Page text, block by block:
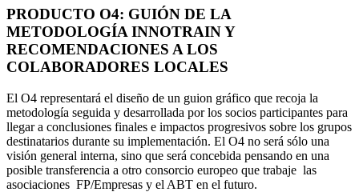
PRODUCTO O4: GUIÓN DE LA
METODOLOGÍA INNOTRAIN Y
RECOMENDACIONES A LOS
COLABORADORES LOCALES
El O4 representará el diseño de un guion gráfico que recoja la
metodología seguida y desarrollada por los socios participantes para
llegar a conclusiones finales e impactos progresivos sobre los grupos
destinatarios durante su implementación. El O4 no será sólo una
visión general interna, sino que será concebida pensando en una
posible transferencia a otro consorcio europeo que trabaje las
asociaciones FP/Empresas y el ABT en el futuro.